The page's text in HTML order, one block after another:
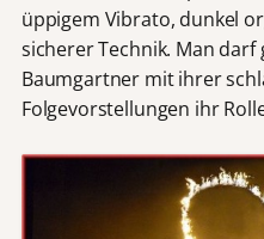
üppigem Vibrato, dunkel
sicherer Technik. Man darf
Baumgartner mit ihrer
Folgevorstellungen ihr